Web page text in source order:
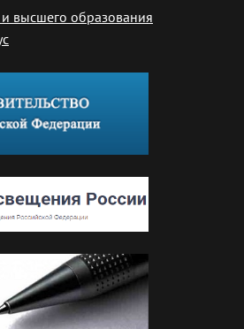
высшего образования